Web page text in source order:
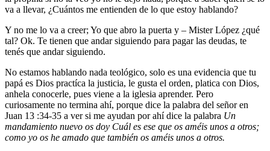
va a llevar, ¿Cuántos me entienden de lo que estoy hablando?
Y no me lo va a creer; Yo que abro la puerta y – Mister López ¿qué
tal? Ok. Te tienen que andar siguiendo para pagar las deudas, te
tenés que andar siguiendo.
No estamos hablando nada teológico, solo es una evidencia que tu
papá es Dios practíca la justicia, le gusta el orden, platica con Dios,
anhela conocerle, pues viene a la iglesia aprender. Pero
curiosamente no termina ahí, porque dice la palabra del señor en
Juan 13 :34-35 a ver si me ayudan por ahí dice la palabra Un
mandamiento nuevo os doy Cuál es ese que os améis unos a otros;
como yo os he amado que también os améis unos a otros.